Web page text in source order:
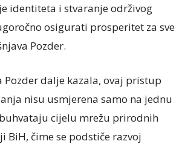
identiteta i stvaranje održivog
osigurati prosperitet za sve
Pozder.
Pozder dalje kazala, ovaj pristup
nisu usmjerena samo na jednu
cijelu mrežu prirodnih
BiH, čime se podstiče razvoj